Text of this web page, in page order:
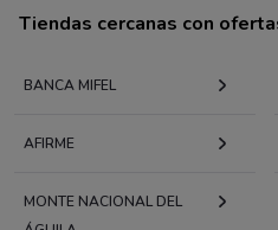
Tiendas cercanas con
BANCA MIFEL
AFIRME
MONTE NACIONAL DEL